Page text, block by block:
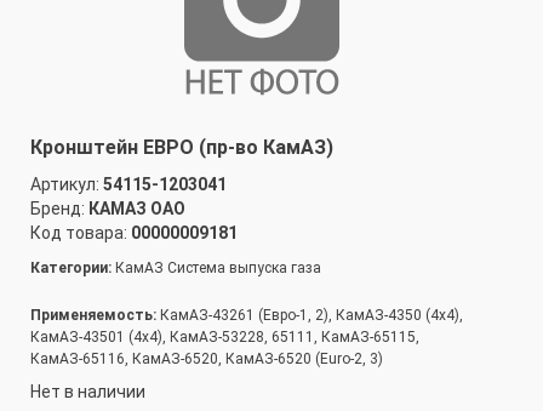
Кронштейн ЕВРО (пр-во КамАЗ)
Артикул: 54115-1203041
Бренд: КАМАЗ ОАО
Код товара: 00000009181
Категории: КамАЗ Система выпуска газа
Применяемость: КамАЗ-43261 (Евро-1, 2), КамАЗ-4350 (4х4),
КамАЗ-43501 (4х4), КамАЗ-53228, 65111, КамАЗ-65115,
КамАЗ-65116, КамАЗ-6520, КамАЗ-6520 (Euro-2, 3)
Нет в наличии